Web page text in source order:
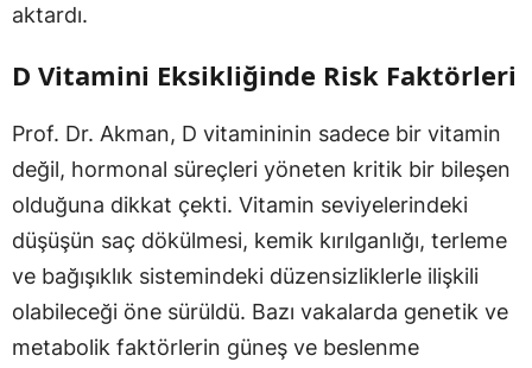
aktardı.
D Vitamini Eksikliğinde Risk Faktörleri
Prof. Dr. Akman, D vitamininin sadece bir vitamin
değil, hormonal süreçleri yöneten kritik bir bileşen
olduğuna dikkat çekti. Vitamin seviyelerindeki
düşüşün saç dökülmesi, kemik kırılganlığı, terleme
ve bağışıklık sistemindeki düzensizliklerle ilişkili
olabileceği öne sürüldü. Bazı vakalarda genetik ve
metabolik faktörlerin güneş ve beslenme